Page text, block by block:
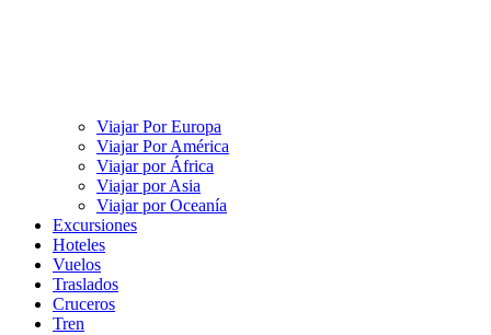
Viajar Por Europa
Viajar Por América
Viajar por África
Viajar por Asia
Viajar por Oceanía
Excursiones
Hoteles
Vuelos
Traslados
Cruceros
Tren